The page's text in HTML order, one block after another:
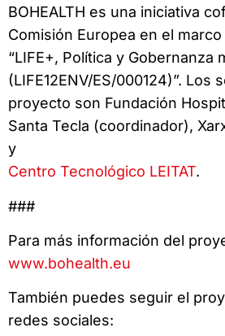
BOHEALTH es una iniciativa
Comisión Europea en el
“LIFE+, Política y Gobernanza
(LIFE12ENV/ES/000124)”. Los
proyecto son Fundación
Santa Tecla (coordinador),
y
Centro Tecnológico LEITAT.
###
Para más información del
www.bohealth.eu
También puedes seguir el
redes sociales: